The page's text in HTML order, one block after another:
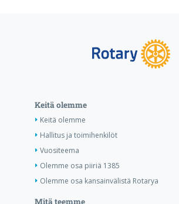
Keitä olemme
Keitä olemme
Hallitus ja toimihenkilöt
Vuositeema
Olemme osa piiriä 1385
Olemme osa kansainvälistä Rotarya
Mitä teemme